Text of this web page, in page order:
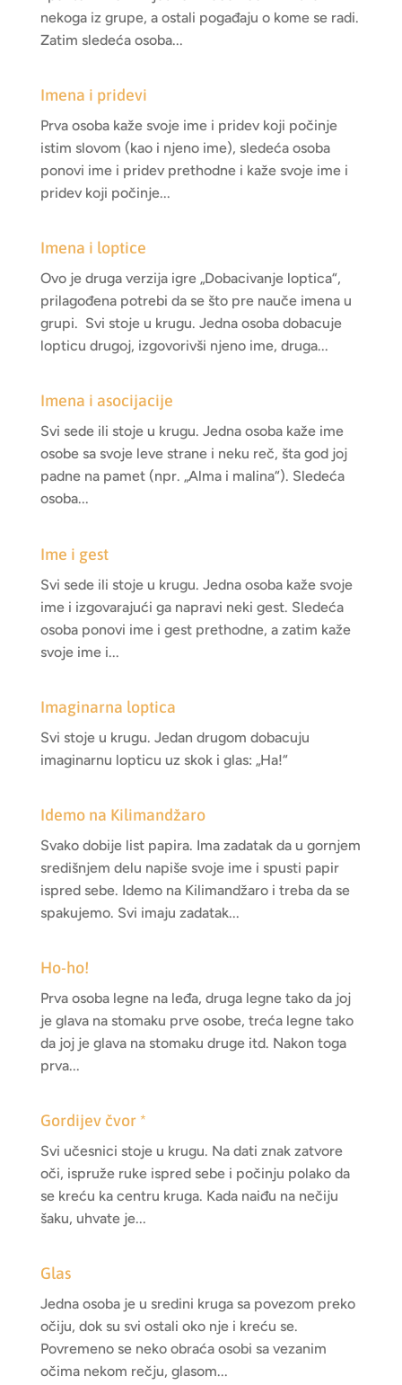
nekoga iz grupe, a ostali pogađaju o kome se radi.
Zatim sledeća osoba...
Imena i pridevi
Prva osoba kaže svoje ime i pridev koji počinje
istim slovom (kao i njeno ime), sledeća osoba
ponovi ime i pridev prethodne i kaže svoje ime i
pridev koji počinje...
Imena i loptice
Ovo je druga verzija igre „Dobacivanje loptica“,
prilagođena potrebi da se što pre nauče imena u
grupi. Svi stoje u krugu. Jedna osoba dobacuje
lopticu drugoj, izgovorivši njeno ime, druga...
Imena i asocijacije
Svi sede ili stoje u krugu. Jedna osoba kaže ime
osobe sa svoje leve strane i neku reč, šta god joj
padne na pamet (npr. „Alma i malina“). Sledeća
osoba...
Ime i gest
Svi sede ili stoje u krugu. Jedna osoba kaže svoje
ime i izgovarajući ga napravi neki gest. Sledeća
osoba ponovi ime i gest prethodne, a zatim kaže
svoje ime i...
Imaginarna loptica
Svi stoje u krugu. Jedan drugom dobacuju
imaginarnu lopticu uz skok i glas: „Ha!“
Idemo na Kilimandžaro
Svako dobije list papira. Ima zadatak da u gornjem
središnjem delu napiše svoje ime i spusti papir
ispred sebe. Idemo na Kilimandžaro i treba da se
spakujemo. Svi imaju zadatak...
Ho-ho!
Prva osoba legne na leđa, druga legne tako da joj
je glava na stomaku prve osobe, treća legne tako
da joj je glava na stomaku druge itd. Nakon toga
prva...
Gordijev čvor *
Svi učesnici stoje u krugu. Na dati znak zatvore
oči, ispruže ruke ispred sebe i počinju polako da
se kreću ka centru kruga. Kada naiđu na nečiju
šaku, uhvate je...
Glas
Jedna osoba je u sredini kruga sa povezom preko
očiju, dok su svi ostali oko nje i kreću se.
Povremeno se neko obraća osobi sa vezanim
očima nekom rečju, glasom...